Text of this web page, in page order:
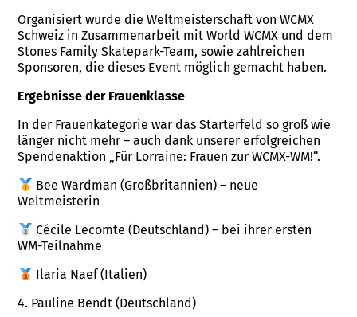
Organisiert wurde die Weltmeisterschaft von WCMX
Schweiz in Zusammenarbeit mit World WCMX und dem
Stones Family Skatepark-Team, sowie zahlreichen
Sponsoren, die dieses Event möglich gemacht haben.
Ergebnisse der Frauenklasse
In der Frauenkategorie war das Starterfeld so groß wie
länger nicht mehr – auch dank unserer erfolgreichen
Spendenaktion „Für Lorraine: Frauen zur WCMX-WM!“.
Bee Wardman (Großbritannien) – neue
Weltmeisterin
Cécile Lecomte (Deutschland) – bei ihrer ersten
WM-Teilnahme
Ilaria Naef (Italien)
4. Pauline Bendt (Deutschland)